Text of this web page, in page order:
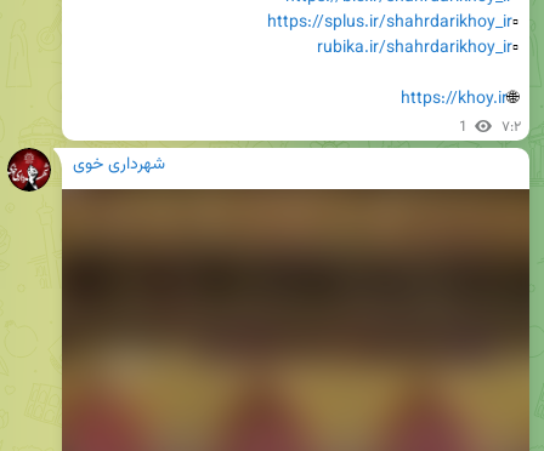
▫️
https://splus.ir/shahrdarikhoy_ir
▫️
rubika.ir/shahrdarikhoy_ir
🌐
https://khoy.ir
1 ۷:۲
شهرداری خوی